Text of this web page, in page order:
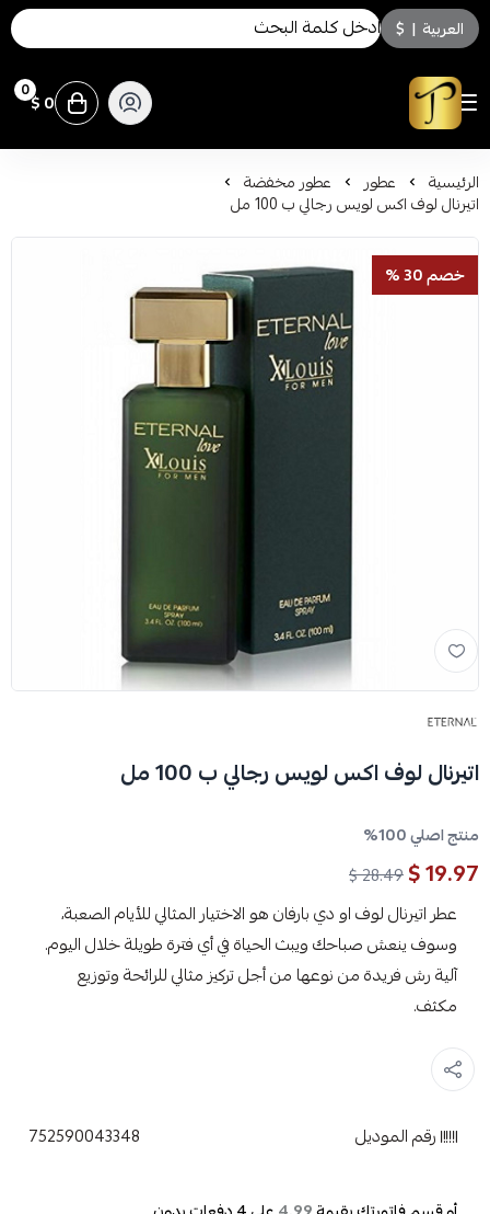
العربية |
$
توسكاني للعطور
0 0 $
الرئيسية عطور عطور مخفضة
اتيرنال لوف اكس لويس رجالي ب 100 مل
خصم 30 %
اتيرنال لوف اكس لويس رجالي ب 100 مل
منتج اصلي 100%
19.97 $
28.49 $
عطر اتيرنال لوف او دي بارفان هو الاختيار المثالي للأيام الصعبة،
وسوف ينعش صباحك ويبث الحياة في أي فترة طويلة خلال اليوم.
آلية رش فريدة من نوعها من أجل تركيز مثالي للرائحة وتوزيع
مكثف.
رقم الموديل 752590043348